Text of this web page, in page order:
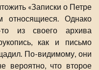
«Записки о Петре
Однако
из своего архива
как и письмо
По-видимому, они
вероятно, что второе